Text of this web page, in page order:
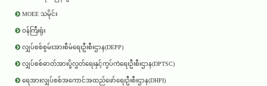
MOEE သမိုင်း
ဝန်ကြီးရုံး
လျှပ်စစ်စွမ်းအားစီမံရေးဦးစီးဌာန(DEPP)
လျှပ်စစ်ဓာတ်အားပို့လွှတ်ရေးနှင့်ကွပ်ကဲရေးဦးစီးဌာန(DPTSC)
ရေအားလျှပ်စစ်အကောင်အထည်ဖော်ရေးဦးစီးဌာန(DHPI)